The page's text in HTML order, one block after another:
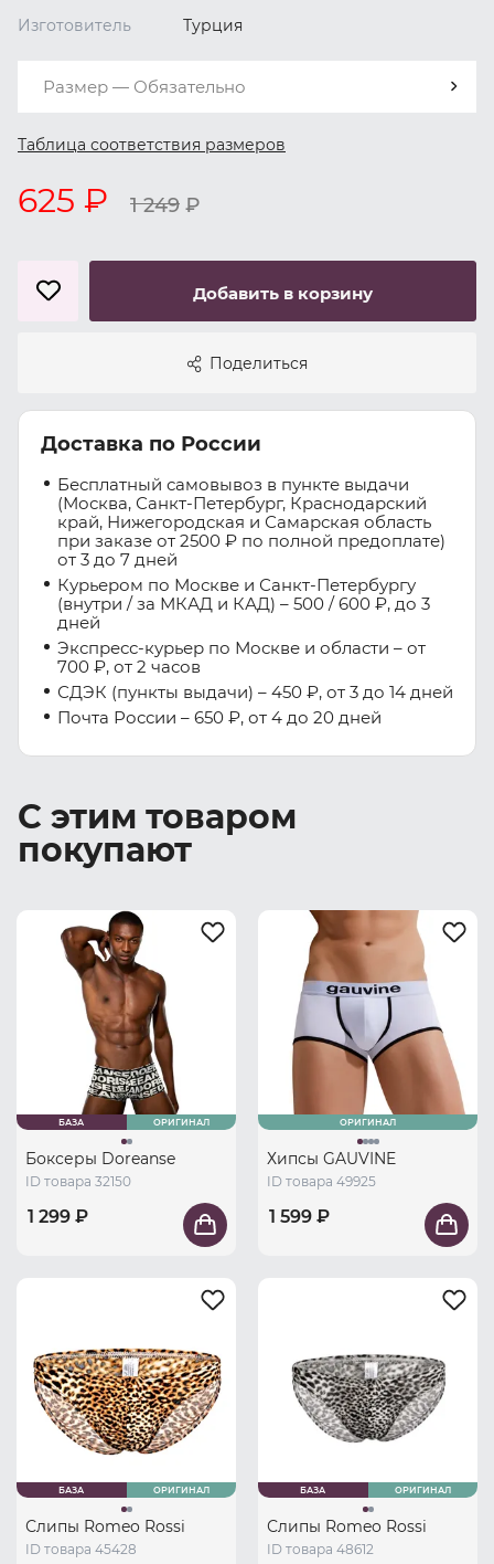
Изготовитель
Турция
Размер — Обязательно
Таблица соответствия размеров
625 ₽ 1 249 ₽
Добавить в корзину
Поделиться
Доставка по России
Бесплатный самовывоз в пункте выдачи
(Москва, Санкт-Петербург, Краснодарский
край, Нижегородская и Самарская область
при заказе от 2500 ₽ по полной предоплате)
от 3 до 7 дней
Курьером по Москве и Санкт-Петербургу
(внутри / за МКАД и КАД) – 500 / 600 ₽, до 3
дней
Экспресс-курьер по Москве и области – от
700 ₽, от 2 часов
СДЭК (пункты выдачи) – 450 ₽, от 3 до 14 дней
Почта России – 650 ₽, от 4 до 20 дней
С этим товаром
покупают
БАЗА ОРИГИНАЛ
Боксеры Doreanse
ID товара 32150
1 299 ₽
ОРИГИНАЛ
Хипсы GAUVINE
ID товара 49925
1 599 ₽
БАЗА ОРИГИНАЛ
Слипы Romeo Rossi
ID товара 45428
БАЗА ОРИГИНАЛ
Слипы Romeo Rossi
ID товара 48612